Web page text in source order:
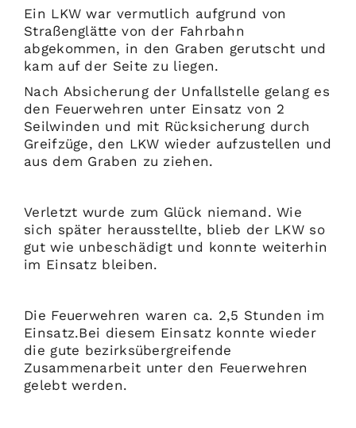
Ein LKW war vermutlich aufgrund von
Straßenglätte von der Fahrbahn
abgekommen, in den Graben gerutscht und
kam auf der Seite zu liegen.
Nach Absicherung der Unfallstelle gelang es
den Feuerwehren unter Einsatz von 2
Seilwinden und mit Rücksicherung durch
Greifzüge, den LKW wieder aufzustellen und
aus dem Graben zu ziehen.
Verletzt wurde zum Glück niemand. Wie
sich später herausstellte, blieb der LKW so
gut wie unbeschädigt und konnte weiterhin
im Einsatz bleiben.
Die Feuerwehren waren ca. 2,5 Stunden im
Einsatz.Bei diesem Einsatz konnte wieder
die gute bezirksübergreifende
Zusammenarbeit unter den Feuerwehren
gelebt werden.